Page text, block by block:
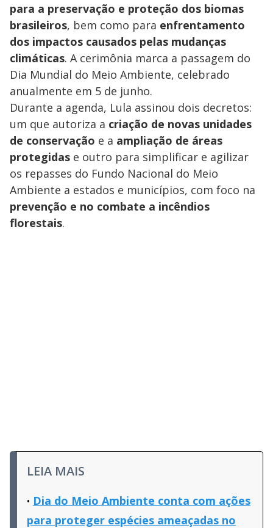
para a preservação e proteção dos biomas
brasileiros, bem como para enfrentamento
dos impactos causados pelas mudanças
climáticas. A cerimônia marca a passagem do
Dia Mundial do Meio Ambiente, celebrado
anualmente em 5 de junho.
Durante a agenda, Lula assinou dois decretos:
um que autoriza a criação de novas unidades
de conservação e a ampliação de áreas
protegidas e outro para simplificar e agilizar
os repasses do Fundo Nacional do Meio
Ambiente a estados e municípios, com foco na
prevenção e no combate a incêndios
florestais.
LEIA MAIS
Dia do Meio Ambiente conta com ações
para proteger espécies ameaçadas no